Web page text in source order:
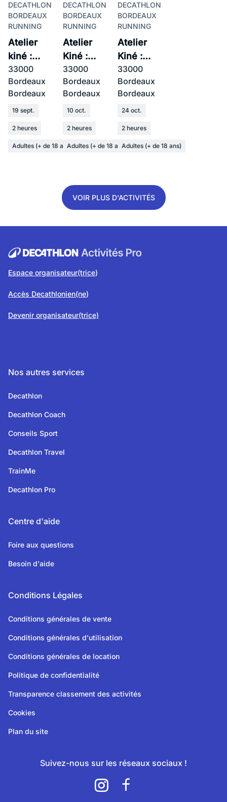
DECATHLON
BORDEAUX
RUNNING
Atelier
kiné :
Renforcement
spécifique
du
coureur
33000
Bordeaux
Bordeaux
19 sept.
2 heures
Adultes (+ de 18 ans)
DECATHLON
BORDEAUX
RUNNING
Atelier
Kiné :
Technique
de course
& Foulée
🏃‍♂️
33000
Bordeaux
Bordeaux
10 oct.
2 heures
Adultes (+ de 18 ans)
DECATHLON
BORDEAUX
RUNNING
Atelier
Kiné :
Récupération,
Nutrition,
Prévention
33000
Bordeaux
Bordeaux
24 oct.
2 heures
Adultes (+ de 18 ans)
VOIR PLUS D'ACTIVITÉS
Espace organisateur(trice)
Accès Decathlonien(ne)
Devenir organisateur(trice)
Nos autres services
Decathlon
Decathlon Coach
Conseils Sport
Decathlon Travel
TrainMe
Decathlon Pro
Centre d'aide
Foire aux questions
Besoin d'aide
Conditions Légales
Conditions générales de vente
Conditions générales d'utilisation
Conditions générales de location
Politique de confidentialité
Transparence classement des activités
Cookies
Plan du site
Suivez-nous sur les réseaux sociaux !